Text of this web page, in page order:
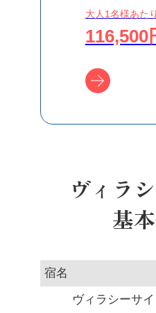
受付方式
大人1名様あたり
116,500
ツアー詳細
ヴィラ
基
宿名
ヴィラシーサイ